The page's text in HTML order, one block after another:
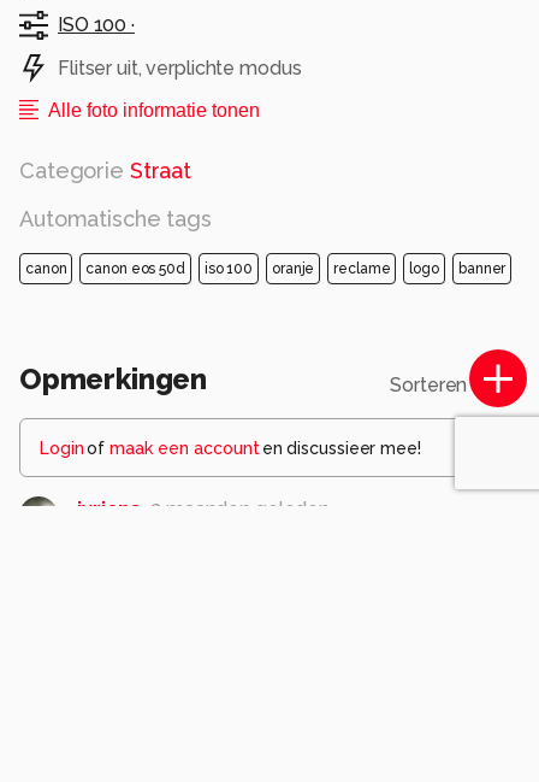
ISO 100 ·
Flitser uit, verplichte modus
Alle foto informatie tonen
Categorie Straat
Automatische tags
canon canon eos 50d iso 100 oranje reclame logo banner
Opmerkingen Sorteren op
Loginof maak een account en discussieer mee!
jvriens 2 maanden geleden